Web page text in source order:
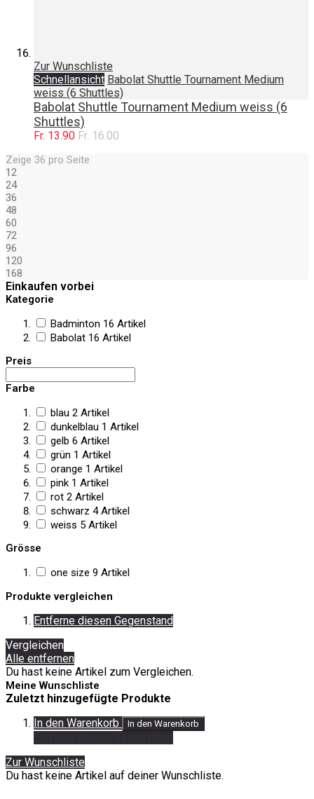
Zur Wunschliste
Schnellansicht Babolat Shuttle Tournament Medium
weiss (6 Shuttles)
Babolat Shuttle Tournament Medium weiss (6
Shuttles)
Fr. 13.90 Fr. 16.00
Zeige 36 pro Seite
12
24
36
48
60
72
96
120
168
Einkaufen vorbei
Kategorie
Badminton 16 Artikel
Babolat 16 Artikel
Preis
Farbe
blau 2 Artikel
dunkelblau 1 Artikel
gelb 6 Artikel
grün 1 Artikel
orange 1 Artikel
pink 1 Artikel
rot 2 Artikel
schwarz 4Artikel
weiss 5 Artikel
Grösse
one size 9 Artikel
Produkte vergleichen
Entferne diesen Gegenstand
Vergleichen
Alle entfernen
Du hast keine Artikel zum Vergleichen.
Meine Wunschliste
Zuletzt hinzugefügte Produkte
In den Warenkorb
In den Warenkorb
Zur Wunschliste
Du hast keine Artikel auf deiner Wunschliste.